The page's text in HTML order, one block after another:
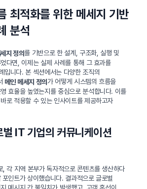
최적화를 위한 메세지 기반
분석
지 정의를 기반으로 한 설계, 구조화, 실행 및
다면, 이제는 실제 사례를 통해 그 효과를
입니다. 본 섹션에서는 다양한 조직의
메인 메세지 정의가 어떻게 시스템의 흐름을
효율을 높였는지를 중심으로 분석합니다. 이를
로 적용할 수 있는 인사이트를 제공하고자
IT 기업의 커뮤니케이션
, 각 지역 본부가 독자적으로 콘텐츠를 생산하다
인트가 상이했습니다. 결과적으로 글로벌
메시지 간 불일치가 발생했고, 고객 혼선이